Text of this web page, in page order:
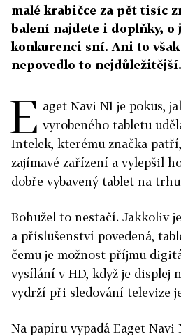
malé krabičce za pět tisíc
balení najdete i doplňky, o
konkurenci sní. Ani to
nepovedlo to nejdůležitější.
E aget Navi N1 je pokus,
vyrobeného tabletu
Intelek, kterému značka
zajímavé zařízení a vylepšil
dobře vybavený tablet na
Bohužel to nestačí. Jakkoliv
a příslušenství povedená,
čemu je možnost příjmu
vysílání v HD, když je displej
vydrží při sledování televize
Na papíru vypadá Eaget Navi